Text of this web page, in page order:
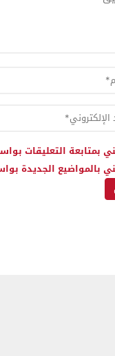
بمتابعة التعليقات
بالمواضيع الجديدة